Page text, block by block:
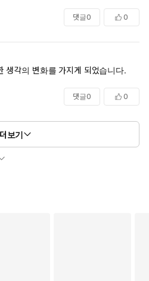
댓글0 0
생각의 변화를 가지게 되었습니다.
댓글0 0
더보기